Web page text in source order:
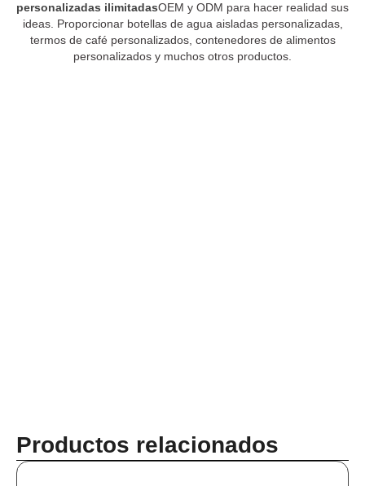
personalizadas ilimitadasOEM y ODM para hacer realidad sus
ideas. Proporcionar botellas de agua aisladas personalizadas,
termos de café personalizados, contenedores de alimentos
personalizados y muchos otros productos.
Productos relacionados